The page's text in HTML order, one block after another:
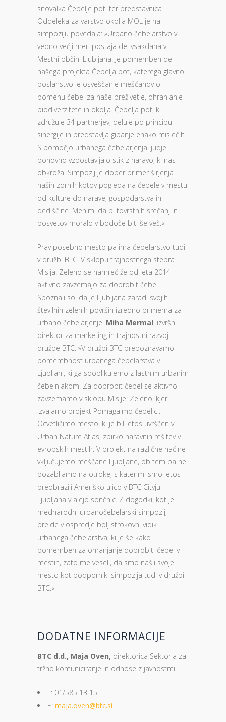
snovalka Čebelje poti ter predstavnica
Oddeleka za varstvo okolja MOL je na
simpoziju povedala: »Urbano čebelarstvo v
vedno večji meri postaja del vsakdana v
Mestni občini Ljubljana. Je pomemben del
našega projekta Čebelja pot, katerega glavno
poslanstvo je osveščanje meščanov o
pomenu čebel za naše preživetje, ohranjanje
biodiverzitete in okolja. Čebelja pot, ki
združuje 34 partnerjev, deluje po principu
sinergije in predstavlja gibanje enako mislečih.
S pomočjo urbanega čebelarjenja ljudje
ponovno vzpostavljajo stik z naravo, ki nas
obkroža. Simpozij je dober primer širjenja
naših zornih kotov pogleda na čebele v mestu
od kulture do narave, gospodarstva in
dediščine. Menim, da bi tovrstnih srečanj in
posvetov moralo v bodoče biti še več.«
Prav posebno mesto pa ima čebelarstvo tudi
v družbi BTC. V sklopu trajnostnega stebra
Misija: Zeleno se namreč že od leta 2014
aktivno zavzemajo za dobrobit čebel.
Spoznali so, da je Ljubljana zaradi svojih
številnih zelenih površin izredno primerna za
urbano čebelarjenje. Miha Mermal, izvršni
direktor za marketing in trajnostni razvoj
družbe BTC: »V družbi BTC prepoznavamo
pomembnost urbanega čebelarstva v
Ljubljani, ki ga sooblikujemo z lastnim urbanim
čebelnjakom. Za dobrobit čebel se aktivno
zavzemamo v sklopu Misije: Zeleno, kjer
izvajamo projekt Pomagajmo čebelici:
Ocvetličimo mesto, ki je bil letos uvrščen v
Urban Nature Atlas, zbirko naravnih rešitev v
evropskih mestih. V projekt na različne načine
vključujemo meščane Ljubljane, ob tem pa ne
pozabljamo na otroke, s katerimi smo letos
preobrazili Ameriško ulico v BTC Cityju
Ljubljana v alejo sončnic. Z dogodki, kot je
mednarodni urbanočebelarski simpozij,
preide v ospredje bolj strokovni vidik
urbanega čebelarstva, ki je še kako
pomemben za ohranjanje dobrobiti čebel v
mestih, zato me veseli, da smo našli svoje
mesto kot podporniki simpozija tudi v družbi
BTC.«
DODATNE INFORMACIJE
BTC d.d., Maja Oven, direktorica Sektorja za
tržno komuniciranje in odnose z javnostmi
T: 01/585 13 15
E: maja.oven@btc.si